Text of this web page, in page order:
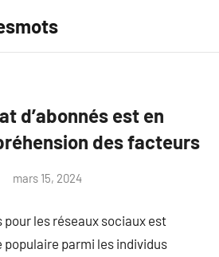
d’abonnés est en
des facteurs
mars 15, 2024
pour les réseaux sociaux est
parmi les individus